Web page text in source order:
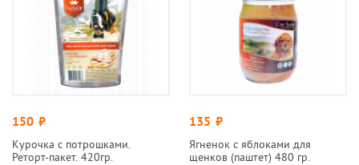
150 руб.
Курочка с потрошками.
Реторт-пакет. 420гр.
135 руб.
Ягненок с яблоками для
щенков (паштет) 480 гр.